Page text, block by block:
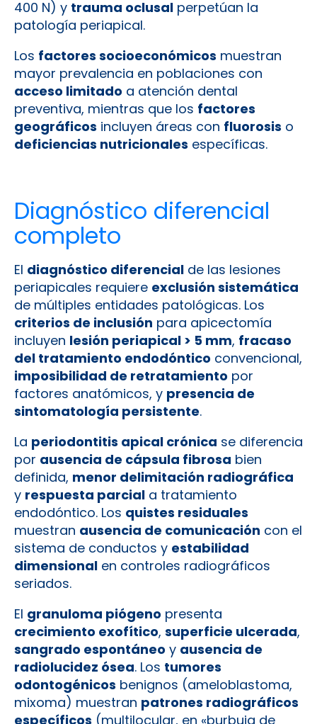
400 N) y trauma oclusal perpetúan la
patología periapical.
Los factores socioeconómicos muestran
mayor prevalencia en poblaciones con
acceso limitado a atención dental
preventiva, mientras que los factores
geográficos incluyen áreas con fluorosis o
deficiencias nutricionales específicas.
Diagnóstico diferencial
completo
El diagnóstico diferencial de las lesiones
periapicales requiere exclusión sistemática
de múltiples entidades patológicas. Los
criterios de inclusión para apicectomía
incluyen lesión periapical > 5 mm, fracaso
del tratamiento endodóntico convencional,
imposibilidad de retratamiento por
factores anatómicos, y presencia de
sintomatología persistente.
La periodontitis apical crónica se diferencia
por ausencia de cápsula fibrosa bien
definida, menor delimitación radiográfica
y respuesta parcial a tratamiento
endodóntico. Los quistes residuales
muestran ausencia de comunicación con el
sistema de conductos y estabilidad
dimensional en controles radiográficos
seriados.
El granuloma piógeno presenta
crecimiento exofítico, superficie ulcerada,
sangrado espontáneo y ausencia de
radiolucidez ósea. Los tumores
odontogénicos benignos (ameloblastoma,
mixoma) muestran patrones radiográficos
específicos (multilocular, en «burbuja de